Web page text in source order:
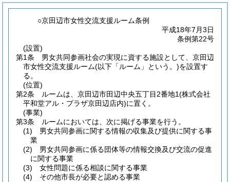
○京田辺市女性交流支援ルーム条例
平成18年7月3日
条例第22号
(設置)
第1条
男女共同参画社会の実現に資する施設として、京田辺
市女性交流支援ルーム(以下「ルーム」という。)を設置す
る。
(位置)
第2条
ルームは、京田辺市田辺中央五丁目2番地1(株式会社
平和堂アル・プラザ京田辺店内)に置く。
(事業)
第3条
ルームにおいては、次に掲げる事業を行う。
(1)
男女共同参画に関する情報の収集及び提供に関する事
業
(2)
男女共同参画に係る団体等の情報交換及び交流の促進
に関する事業
(3)
女性問題に係る相談に関する事業
(4)
その他市長が必要と認める事業